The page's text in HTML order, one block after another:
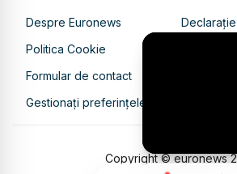
Despre Euronews
Politica Cookie
Politica
Formular de contact
Gestionați preferințele
Copyright © euronews